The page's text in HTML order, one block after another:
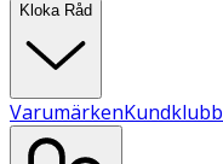
Kloka Råd
VarumärkenKundklubb